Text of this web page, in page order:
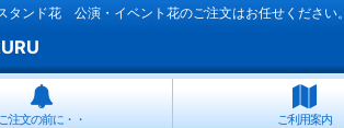
ド花 公演・イベント花のご注文はお任せください。
ご注文の前に・・ ご利用案内